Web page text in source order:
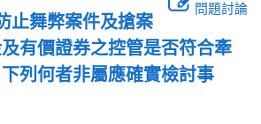
問題討論
止舞弊案件及搶案
有價證券之控管是否符合牽
列何者非屬應確實檢討事